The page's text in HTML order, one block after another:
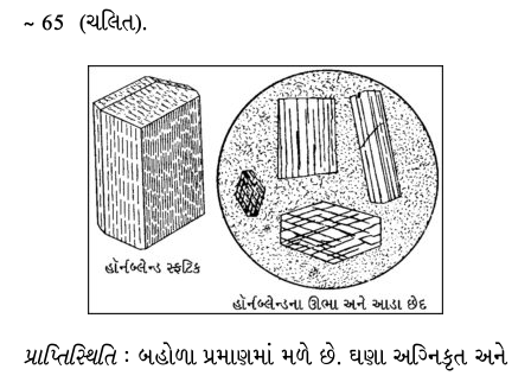
~ 65 (ચલિત).
પ્રાપ્તિસ્થિતિ: બહોળા પ્રમાણમાં મળે છે. ઘણા અગ્નિકૃત અને